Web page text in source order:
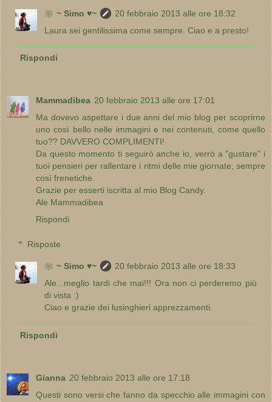
❀~ Simo ♥~
20 febbraio 2013 alle ore 18:32
Laura sei gentilissima come sempre. Ciao e a presto!
Rispondi
Mammadibea 20 febbraio 2013 alle ore 17:01
Ma dovevo aspettare i due anni del mio blog per scoprirne
uno così bello nelle immagini e nei contenuti, come quello
tuo?? DAVVERO COMPLIMENTI!
Da questo momento ti seguirò anche io, verrò a "gustare" i
tuoi pensieri per rallentare i ritmi delle mie giornate, sempre
così frenetiche.
Grazie per esserti iscritta al mio Blog Candy.
Ale Mammadibea
Rispondi
Risposte
❀~ Simo ♥~
20 febbraio 2013 alle ore 18:33
Ale...meglio tardi che mai!!! Ora non ci perderemo più
di vista :)
Ciao e grazie dei lusinghieri apprezzamenti.
Rispondi
Gianna 20 febbraio 2013 alle ore 17:18
Questi sono versi che fanno da specchio alle immagini con